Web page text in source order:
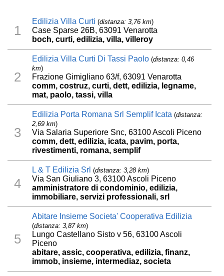
1
Edilizia Villa Curti (distanza: 3,76 km)
Case Sparse 26B, 63091 Venarotta
boch, curti, edilizia, villa, villeroy
2
Edilizia Villa Curti Di Tassi Paolo (distanza: 0,46
km)
Frazione Gimigliano 63/f, 63091 Venarotta
comm, costruz, curti, dett, edilizia, legname,
mat, paolo, tassi, villa
3
Edilizia Porta Romana Srl Semplif Icata (distanza:
2,69 km)
Via Salaria Superiore Snc, 63100 Ascoli Piceno
comm, dett, edilizia, icata, pavim, porta,
rivestimenti, romana, semplif
4
L & T Edilizia Srl (distanza: 3,28 km)
Via San Giuliano 3, 63100 Ascoli Piceno
amministratore di condominio, edilizia,
immobiliare, servizi professionali, srl
5
Abitare Insieme Societa' Cooperativa Edilizia
(distanza: 3,87 km)
Lungo Castellano Sisto v 56, 63100 Ascoli
Piceno
abitare, assic, cooperativa, edilizia, finanz,
immob, insieme, intermediaz, societa